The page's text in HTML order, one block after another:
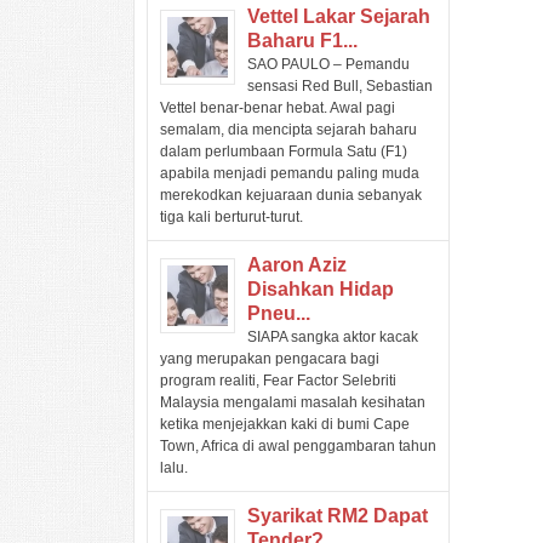
Vettel Lakar Sejarah
Baharu F1...
SAO PAULO – Pemandu
sensasi Red Bull, Sebastian
Vettel benar-benar hebat. Awal pagi
semalam, dia mencipta sejarah baharu
dalam perlumbaan Formula Satu (F1)
apabila menjadi pemandu paling muda
merekodkan kejuaraan dunia sebanyak
tiga kali berturut-turut.
Aaron Aziz
Disahkan Hidap
Pneu...
SIAPA sangka aktor kacak
yang merupakan pengacara bagi
program realiti, Fear Factor Selebriti
Malaysia mengalami masalah kesihatan
ketika menjejakkan kaki di bumi Cape
Town, Africa di awal penggambaran tahun
lalu.
Syarikat RM2 Dapat